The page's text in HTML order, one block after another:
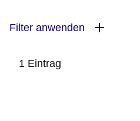
Filter anwenden
1 Eintrag